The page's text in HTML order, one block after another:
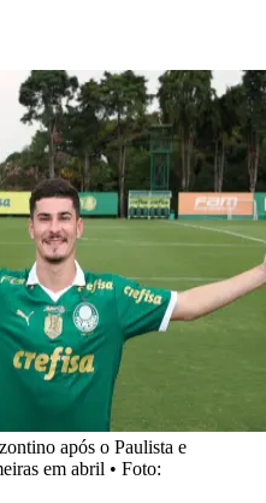
após o Paulista e
em abril • Foto: